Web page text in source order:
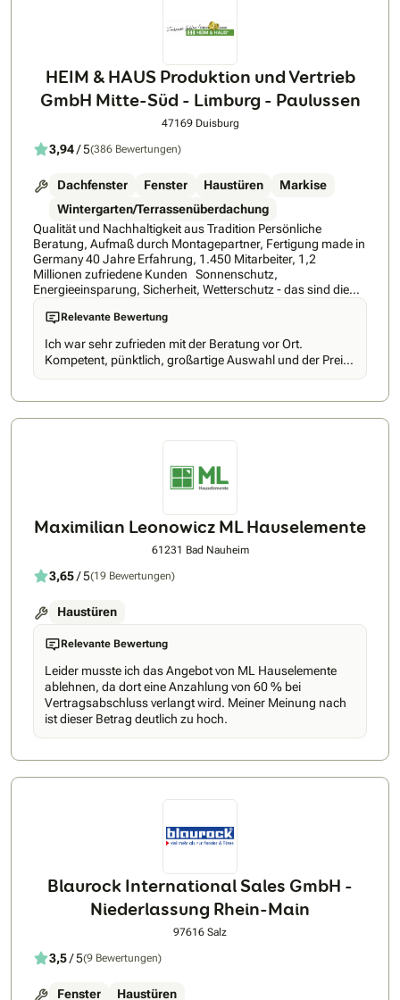
Tür erhält ein Zertifikat mit allen wichtigen Prüfungskriterien
zu: Sicherheit, Dichtigkeit, Wärmedämmung, Schallschutz
HEIM & HAUS Produktion und Vertrieb
GmbH Mitte-Süd - Limburg - Paulussen
47169 Duisburg
3,94/ 5(386 Bewertungen)
Dachfenster Fenster Haustüren
Markise
Wintergarten/Terrassenüberdachung
Qualität und Nachhaltigkeit aus Tradition Persönliche
Beratung, Aufmaß durch Montagepartner, Fertigung made in
Germany 40 Jahre Erfahrung, 1.450 Mitarbeiter, 1,2
Millionen zufriedene Kunden Sonnenschutz,
Energieeinsparung, Sicherheit, Wetterschutz - das sind die
Stärken von HEIM & HAUS. Hinzu kommt ein einzigartiges
Vertriebskonzept: Ohne den sonst üblichen Zwischenhandel
liefern wir direkt ab Werk maßgefertigte Qualitätsprodukte
"Made in Germany" - zu einem ausgezeichneten Preis-
Leistungs-Verhältnis. Typisch HEIM & HAUS ist auch die
persönliche Produktberatung durch den HEIM & HAUS-
Problemlösungen vor. Anschließend wird das ausgewählte
deutschen Werken produziert. Abgerundet wird das Angebot
von HEIM & HAUS durch versierte Montagepartner, die für
sorgen. Wie gut das HEIM & HAUS-Produkt- und
Dienstleistungskonzept ankommt, zeigen die vergangenen
vier Jahrzehnte: Bundesweit sind mehr als 1,2 Millionen
Relevante Bewertung
Ich war sehr zufrieden mit der Beratung vor Ort.
Kompetent, pünktlich, großartige Auswahl und der Preis
stimmt auch.
Maximilian Leonowicz ML Hauselemente
61231 Bad Nauheim
3,65/ 5(19 Bewertungen)
Haustüren
Relevante Bewertung
Leider musste ich das Angebot von ML Hauselemente
ablehnen, da dort eine Anzahlung von 60 % bei
Vertragsabschluss verlangt wird. Meiner Meinung nach
ist dieser Betrag deutlich zu hoch.
Blaurock International Sales GmbH -
Niederlassung Rhein-Main
97616 Salz
3,5/ 5(9 Bewertungen)
Fenster Haustüren